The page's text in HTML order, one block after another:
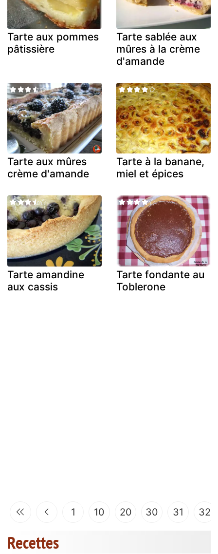
Tarte aux pommes
pâtissière
Tarte sablée aux
mûres à la crème
d'amande
Tarte aux mûres
crème d'amande
Tarte à la banane,
miel et épices
Tarte amandine
aux cassis
Tarte fondante au
Toblerone
1 10 20 30 31 32
Recettes